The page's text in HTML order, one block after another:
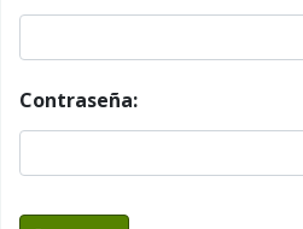
Contraseña: